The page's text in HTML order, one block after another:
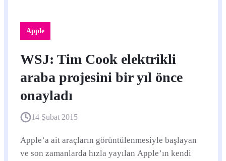
Apple
WSJ: Tim Cook elektrikli
araba projesini bir yıl önce
onayladı
14 Şubat 2015
Apple’a ait araçların görüntülenmesiyle başlayan
ve son zamanlarda hızla yayılan Apple’ın kendi